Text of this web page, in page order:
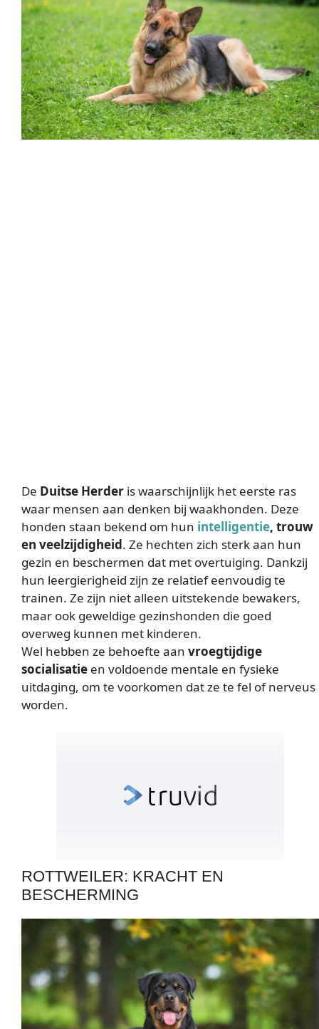
De Duitse Herder is waarschijnlijk het eerste ras
waar mensen aan denken bij waakhonden. Deze
honden staan bekend om hun intelligentie, trouw
en veelzijdigheid. Ze hechten zich sterk aan hun
gezin en beschermen dat met overtuiging. Dankzij
hun leergierigheid zijn ze relatief eenvoudig te
trainen. Ze zijn niet alleen uitstekende bewakers,
maar ook geweldige gezinshonden die goed
overweg kunnen met kinderen.
Wel hebben ze behoefte aan vroegtijdige
socialisatie en voldoende mentale en fysieke
uitdaging, om te voorkomen dat ze te fel of nerveus
worden.
ROTTWEILER: KRACHT EN
BESCHERMING